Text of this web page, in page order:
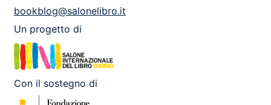
bookblog@salonelibro.it
Un progetto di
Con il sostegno di